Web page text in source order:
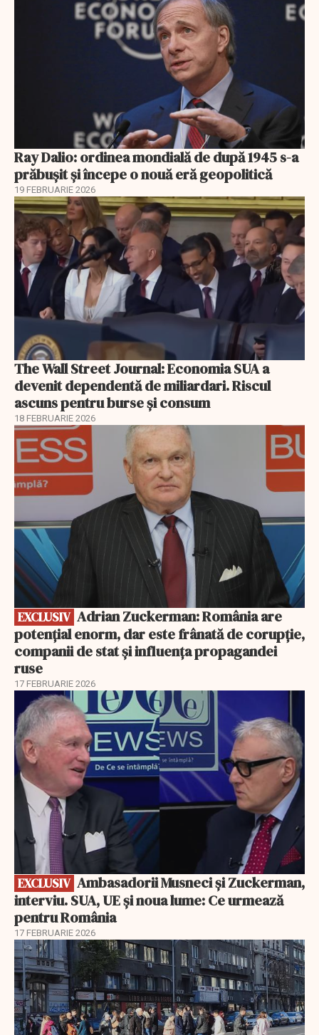
Ray Dalio: ordinea mondială de după 1945 s-a
prăbușit și începe o nouă eră geopolitică
19 FEBRUARIE 2026
The Wall Street Journal: Economia SUA a
devenit dependentă de miliardari. Riscul
ascuns pentru burse și consum
18 FEBRUARIE 2026
EXCLUSIV
EXCLUSIV
potențial enorm, dar este frânată de corupție,
companii de stat și influența propagandei
ruse
17 FEBRUARIE 2026
EXCLUSIV
EXCLUSIV
interviu. SUA, UE și noua lume: Ce urmează
pentru România
17 FEBRUARIE 2026